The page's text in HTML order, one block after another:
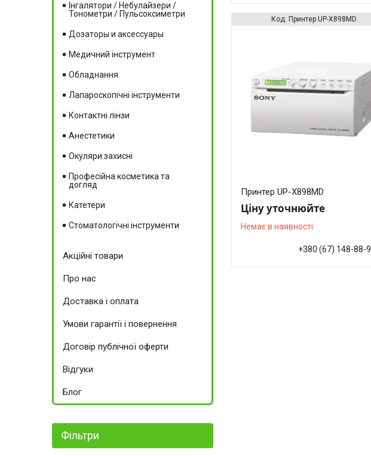
Принтер UP-X898MD
Принтер UP-X898MD
Ціну уточнюйте
Немає в наявності
+380 (67) 148-88-
Інгалятори / Небулайзери /
Тонометри / Пульсоксиметри
Дозаторы и аксессуары
Медичний інструмент
Обладнання
Лапароскопічні інструменти
Контактні лінзи
Анестетики
Окуляри захисні
Професійна косметика та
догляд
Катетери
Стоматологічні інструменти
Акційні товари
Про нас
Доставка і оплата
Умови гарантії і повернення
Договір публічної оферти
Відгуки
Блог
Фільтри